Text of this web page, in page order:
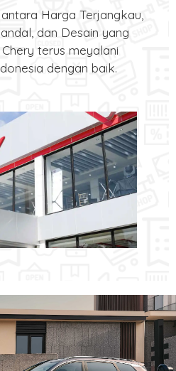
Harga Terjangkau,
dan Desain yang
terus meyalani
dengan baik.